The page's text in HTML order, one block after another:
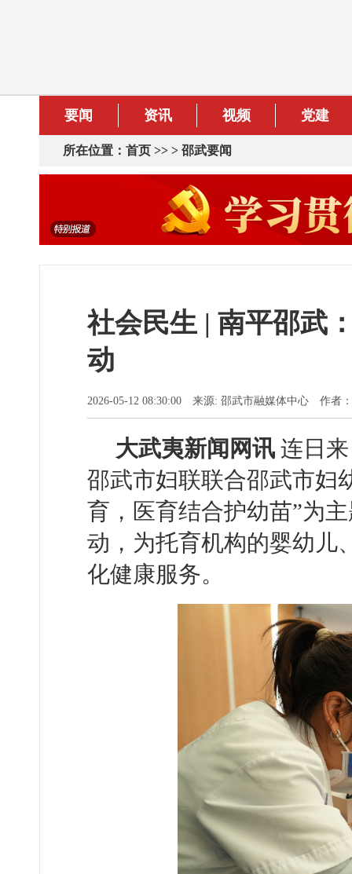
要闻 资讯 视频 党建
所在位置： 首页 >> > 邵武要闻
社会民生 | 南平邵武
动
2026-05-12 08:30:00 来源: 邵武市融媒体中心 作者
大武夷新闻网讯 连日
邵武市妇联联合邵武市妇
育，医育结合护幼苗”为
动，为托育机构的婴幼儿
化健康服务。